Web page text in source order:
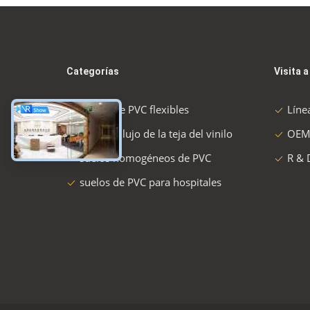
Categorías
Suelos de PVC flexibles
suelo de lujo de la teja del vinilo
suelos homogéneos de PVC
suelos de PVC para hospitales
Visita
R &